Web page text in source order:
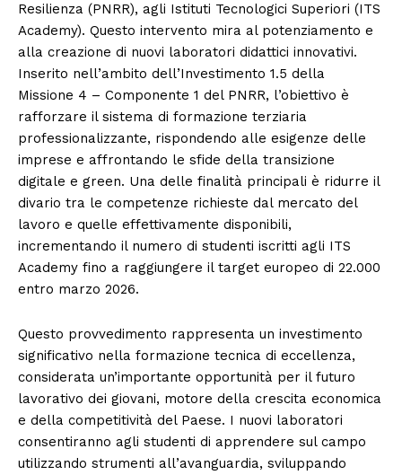
Resilienza (PNRR), agli Istituti Tecnologici Superiori (ITS
Academy). Questo intervento mira al potenziamento e
alla creazione di nuovi laboratori didattici innovativi.
Inserito nell’ambito dell’Investimento 1.5 della
Missione 4 – Componente 1 del PNRR, l’obiettivo è
rafforzare il sistema di formazione terziaria
professionalizzante, rispondendo alle esigenze delle
imprese e affrontando le sfide della transizione
digitale e green. Una delle finalità principali è ridurre il
divario tra le competenze richieste dal mercato del
lavoro e quelle effettivamente disponibili,
incrementando il numero di studenti iscritti agli ITS
Academy fino a raggiungere il target europeo di 22.000
entro marzo 2026.
Questo provvedimento rappresenta un investimento
significativo nella formazione tecnica di eccellenza,
considerata un’importante opportunità per il futuro
lavorativo dei giovani, motore della crescita economica
e della competitività del Paese. I nuovi laboratori
consentiranno agli studenti di apprendere sul campo
utilizzando strumenti all’avanguardia, sviluppando